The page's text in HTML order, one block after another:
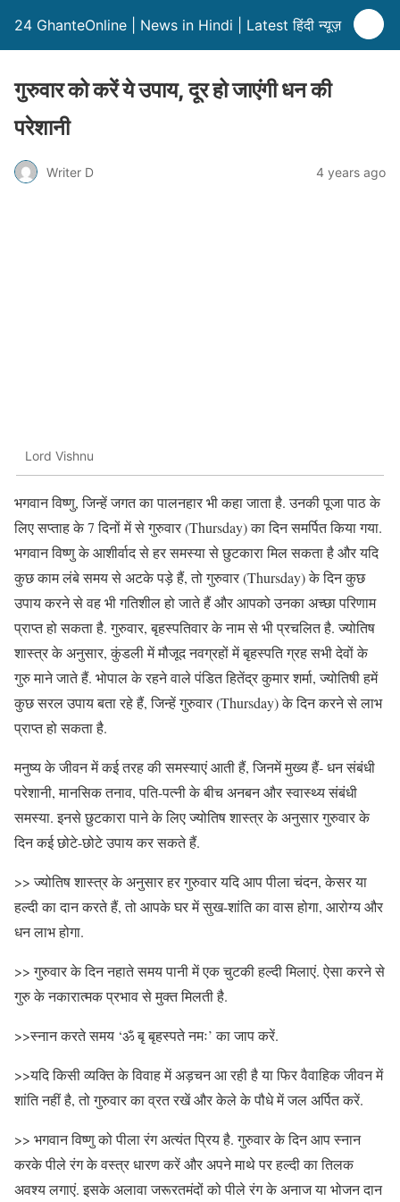
24 GhanteOnline | News in Hindi | Latest हिंदी न्यूज़
गुरुवार को करें ये उपाय, दूर हो जाएंगी धन की
परेशानी
Writer D 4 years ago
Lord Vishnu
भगवान विष्णु, जिन्हें जगत का पालनहार भी कहा जाता है. उनकी पूजा पाठ के
लिए सप्ताह के 7 दिनों में से गुरुवार (Thursday) का दिन समर्पित किया गया.
भगवान विष्णु के आशीर्वाद से हर समस्या से छुटकारा मिल सकता है और यदि
कुछ काम लंबे समय से अटके पड़े हैं, तो गुरुवार (Thursday) के दिन कुछ
उपाय करने से वह भी गतिशील हो जाते हैं और आपको उनका अच्छा परिणाम
प्राप्त हो सकता है. गुरुवार, बृहस्पतिवार के नाम से भी प्रचलित है. ज्योतिष
शास्त्र के अनुसार, कुंडली में मौजूद नवग्रहों में बृहस्पति ग्रह सभी देवों के
गुरु माने जाते हैं. भोपाल के रहने वाले पंडित हितेंद्र कुमार शर्मा, ज्योतिषी हमें
कुछ सरल उपाय बता रहे हैं, जिन्हें गुरुवार (Thursday) के दिन करने से लाभ
प्राप्त हो सकता है.
मनुष्य के जीवन में कई तरह की समस्याएं आती हैं, जिनमें मुख्य हैं- धन संबंधी
परेशानी, मानसिक तनाव, पति-पत्नी के बीच अनबन और स्वास्थ्य संबंधी
समस्या. इनसे छुटकारा पाने के लिए ज्योतिष शास्त्र के अनुसार गुरुवार के
दिन कई छोटे-छोटे उपाय कर सकते हैं.
>> ज्योतिष शास्त्र के अनुसार हर गुरुवार यदि आप पीला चंदन, केसर या
हल्दी का दान करते हैं, तो आपके घर में सुख-शांति का वास होगा, आरोग्य और
धन लाभ होगा.
>> गुरुवार के दिन नहाते समय पानी में एक चुटकी हल्दी मिलाएं. ऐसा करने से
गुरु के नकारात्मक प्रभाव से मुक्त मिलती है.
>>स्नान करते समय ‘ॐ बृ बृहस्पते नमः’ का जाप करें.
>>यदि किसी व्यक्ति के विवाह में अड़चन आ रही है या फिर वैवाहिक जीवन में
शांति नहीं है, तो गुरुवार का व्रत रखें और केले के पौधे में जल अर्पित करें.
>> भगवान विष्णु को पीला रंग अत्यंत प्रिय है. गुरुवार के दिन आप स्नान
करके पीले रंग के वस्त्र धारण करें और अपने माथे पर हल्दी का तिलक
अवश्य लगाएं. इसके अलावा जरूरतमंदों को पीले रंग के अनाज या भोजन दान